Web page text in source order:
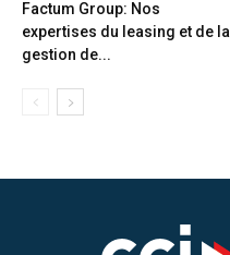
Factum Group: Nos
expertises du leasing et de la
gestion de...